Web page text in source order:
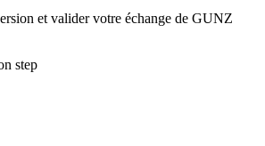
et valider votre échange de GUNZ